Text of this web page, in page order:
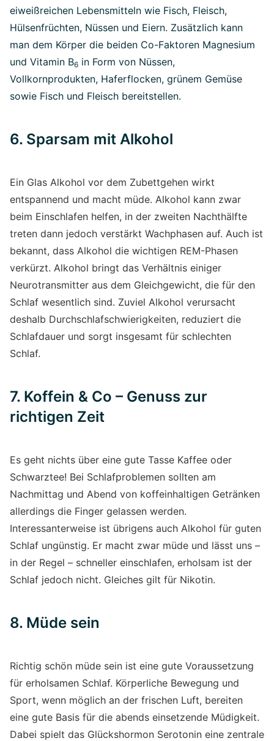
eiweißreichen Lebensmitteln wie Fisch, Fleisch,
Hülsenfrüchten, Nüssen und Eiern. Zusätzlich kann
man dem Körper die beiden Co-Faktoren Magnesium
und Vitamin B6 in Form von Nüssen,
Vollkornprodukten, Haferflocken, grünem Gemüse
sowie Fisch und Fleisch bereitstellen.
6. Sparsam mit Alkohol
Ein Glas Alkohol vor dem Zubettgehen wirkt
entspannend und macht müde. Alkohol kann zwar
beim Einschlafen helfen, in der zweiten Nachthälfte
treten dann jedoch verstärkt Wachphasen auf. Auch ist
bekannt, dass Alkohol die wichtigen REM-Phasen
verkürzt. Alkohol bringt das Verhältnis einiger
Neurotransmitter aus dem Gleichgewicht, die für den
Schlaf wesentlich sind. Zuviel Alkohol verursacht
deshalb Durchschlafschwierigkeiten, reduziert die
Schlafdauer und sorgt insgesamt für schlechten
Schlaf.
7. Koffein & Co – Genuss zur
richtigen Zeit
Es geht nichts über eine gute Tasse Kaffee oder
Schwarztee! Bei Schlafproblemen sollten am
Nachmittag und Abend von koffeinhaltigen Getränken
allerdings die Finger gelassen werden.
Interessanterweise ist übrigens auch Alkohol für guten
Schlaf ungünstig. Er macht zwar müde und lässt uns –
in der Regel – schneller einschlafen, erholsam ist der
Schlaf jedoch nicht. Gleiches gilt für Nikotin.
8. Müde sein
Richtig schön müde sein ist eine gute Voraussetzung
für erholsamen Schlaf. Körperliche Bewegung und
Sport, wenn möglich an der frischen Luft, bereiten
eine gute Basis für die abends einsetzende Müdigkeit.
Dabei spielt das Glückshormon Serotonin eine zentrale